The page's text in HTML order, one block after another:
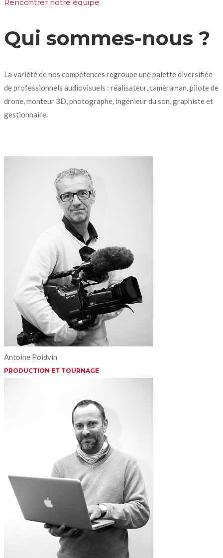
Rencontrer notre équipe
Qui sommes-nous ?
La variété de nos compétences regroupe une palette diversifiée
de professionnels audiovisuels : réalisateur, caméraman, pilote de
drone, monteur 3D, photographe, ingénieur du son, graphiste et
gestionnaire.
Antoine Poidvin
PRODUCTION ET TOURNAGE